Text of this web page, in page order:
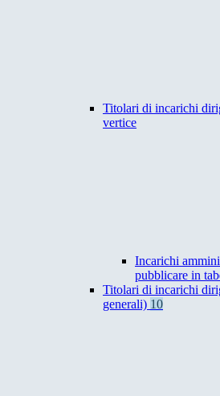
Titolari di incarichi
vertice
Incarichi
pubblicare in
Titolari di incarichi
generali) 10